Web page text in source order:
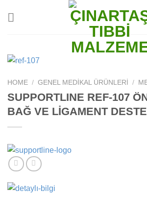
HOME / GENEL MEDIKAL ÜRÜNLERI /
SUPPORTLINE REF-107
BAĞ VE LİGAMENT